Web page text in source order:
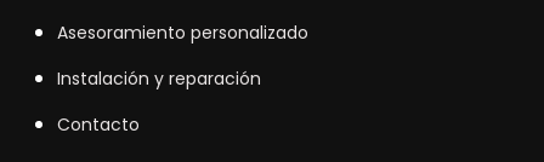
Asesoramiento personalizado
Instalación y reparación
Contacto